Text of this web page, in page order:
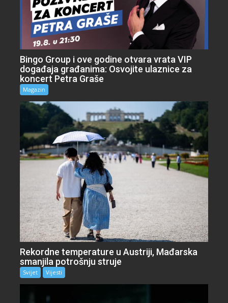
Bingo Group i ove godine otvara vrata VIP
događaja građanima: Osvojite ulaznice za
koncert Petra Graše
Magazin
Rekordne temperature u Austriji, Mađarska
smanjila potrošnju struje
Svijet Vijesti